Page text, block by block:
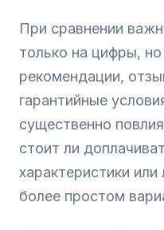
При сравнении
только на цифры,
рекомендации,
гарантийные
существенно
стоит ли
характеристики
более простом